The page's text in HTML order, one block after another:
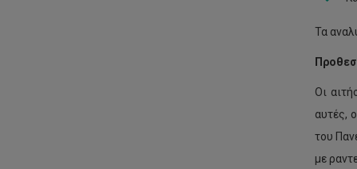
Τα
Oι
αυτές,
του
με